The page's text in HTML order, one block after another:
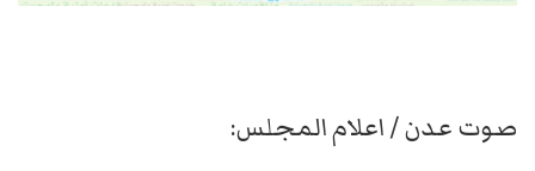
صوت عدن / اعلام المجلس: